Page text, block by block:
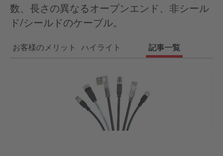
数、長さの異なるオープンエンド、非シール
ド/シールドのケーブル。
お客様のメリット ハイライト 記事一覧